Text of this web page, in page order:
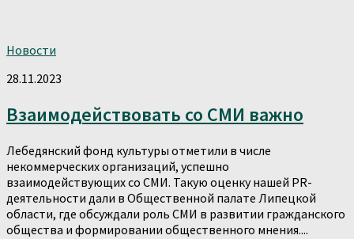
Новости
28.11.2023
Взаимодействовать со СМИ важно
Лебедянский фонд культуры отметили в числе
некоммерческих организаций, успешно
взаимодействующих со СМИ. Такую оценку нашей PR-
деятельности дали в Общественной палате Липецкой
области, где обсуждали роль СМИ в развитии гражданского
общества и формировании общественного мнения....